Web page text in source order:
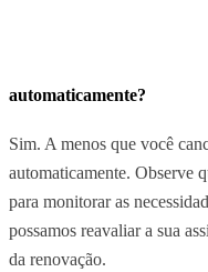
automaticamente?
Sim. A menos que você
automaticamente. Observe
para monitorar as
possamos reavaliar a sua
da renovação.